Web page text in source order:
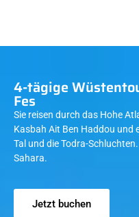
4-tägige
Fes
Sie reisen durch das Hohe
Kasbah Ait Ben Haddou und
Tal und die Todra-
Sahara.
Jetzt buchen